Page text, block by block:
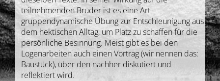
teilnehmenden Brüder ist es eine Art
gruppendynamische Übung zur Entschleunigung aus
dem hektischen Alltag, um Platz zu schaffen für die
persönliche Besinnung. Meist gibt es bei den
Logenarbeiten auch einen Vortrag (wir nennen das:
Baustück), über den nachher diskutiert und
reflektiert wird.